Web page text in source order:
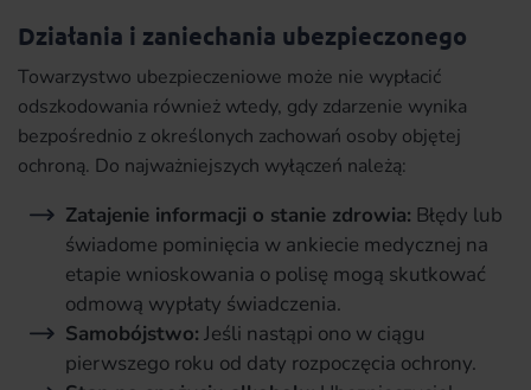
Działania i zaniechania ubezpieczonego
Towarzystwo ubezpieczeniowe może nie wypłacić
odszkodowania również wtedy, gdy zdarzenie wynika
bezpośrednio z określonych zachowań osoby objętej
ochroną. Do najważniejszych wyłączeń należą:
Zatajenie informacji o stanie zdrowia: Błędy lub
świadome pominięcia w ankiecie medycznej na
etapie wnioskowania o polisę mogą skutkować
odmową wypłaty świadczenia.
Samobójstwo: Jeśli nastąpi ono w ciągu
pierwszego roku od daty rozpoczęcia ochrony.